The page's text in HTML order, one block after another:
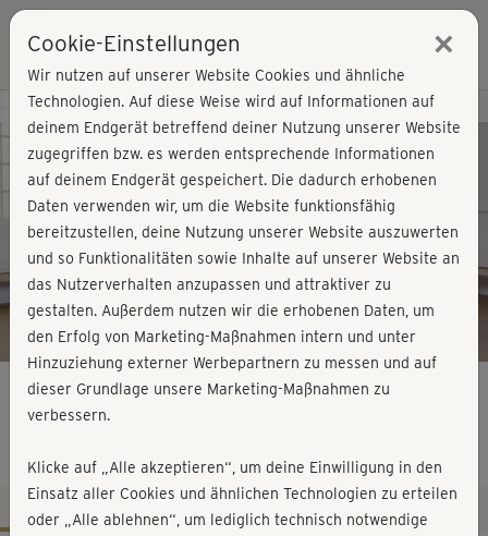
Play
Video
Kursvorschau - Jetzt mitmachen!
Fitness für Vielsitzer - kurz
Cookie-Einstellungen ×
Wir nutzen auf unserer Website Cookies und ähnliche
Technologien. Auf diese Weise wird auf Informationen auf
deinem Endgerät betreffend deiner Nutzung unserer Website
zugegriffen bzw. es werden entsprechende Informationen
auf deinem Endgerät gespeichert. Die dadurch erhobenen
Daten verwenden wir, um die Website funktionsfähig
bereitzustellen, deine Nutzung unserer Website auszuwerten
und so Funktionalitäten sowie Inhalte auf unserer Website an
das Nutzerverhalten anzupassen und attraktiver zu
gestalten. Außerdem nutzen wir die erhobenen Daten, um
den Erfolg von Marketing-Maßnahmen intern und unter
Hinzuziehung externer Werbepartnern zu messen und auf
dieser Grundlage unsere Marketing-Maßnahmen zu
verbessern.
Klicke auf „Alle akzeptieren“, um deine Einwilligung in den
Einsatz aller Cookies und ähnlichen Technologien zu erteilen
oder „Alle ablehnen“, um lediglich technisch notwendige